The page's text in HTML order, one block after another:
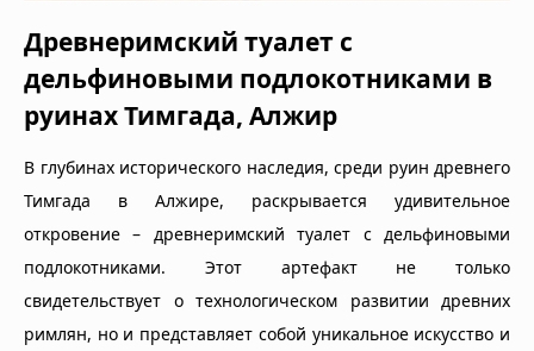
Древнеримский туалет с
дельфиновыми подлокотниками в
руинах Тимгада, Алжир
В глубинах исторического наследия, среди руин древнего
Тимгада в Алжире, раскрывается удивительное
откровение – древнеримский туалет с дельфиновыми
подлокотниками. Этот артефакт не только
свидетельствует о технологическом развитии древних
римлян, но и представляет собой уникальное искусство и